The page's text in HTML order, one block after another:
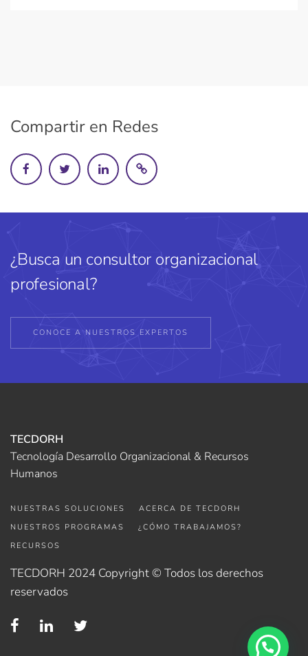
Compartir en Redes
¿Busca un consultor organizacional
profesional?
CONOCE A NUESTROS EXPERTOS
TECDORH
Tecnología Desarrollo Organizacional & Recursos
Humanos
NUESTRAS SOLUCIONES
ACERCA DE TECDORH
NUESTROS PROGRAMAS
¿CÓMO TRABAJAMOS?
RECURSOS
TECDORH 2024 Copyright © Todos los derechos
reservados